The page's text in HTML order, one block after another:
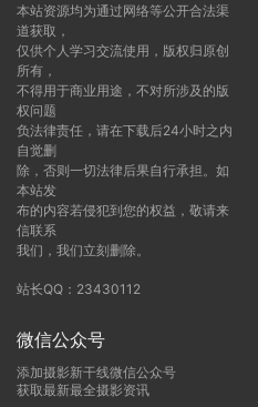
本站资源均为通过网络等公开合法渠
道获取，
仅供个人学习交流使用，版权归原创
所有，
不得用于商业用途，不对所涉及的版
权问题
负法律责任，请在下载后24小时之内
自觉删
除，否则一切法律后果自行承担。如
本站发
布的内容若侵犯到您的权益，敬请来
信联系
我们，我们立刻删除。
站长QQ：23430112
微信公众号
添加摄影新干线微信公众号
获取最新最全摄影资讯